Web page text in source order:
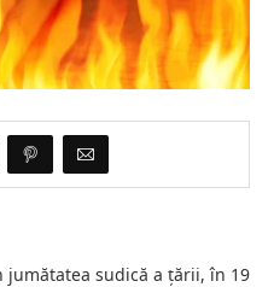
jumătatea sudică a ţării, în 19